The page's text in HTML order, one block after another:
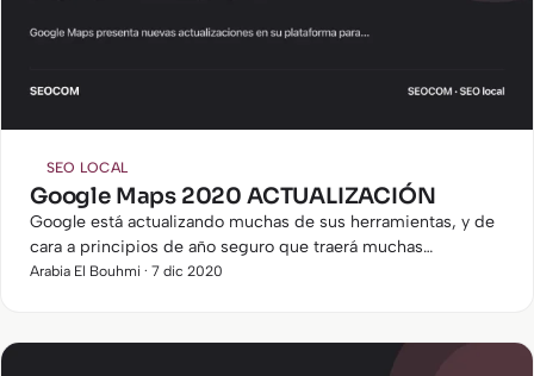
SEO LOCAL
Google Maps 2020 ACTUALIZACIÓN
Google está actualizando muchas de sus herramientas, y de
cara a principios de año seguro que traerá muchas
novedades, como viene siendo de costumbre.
Arabia El Bouhmi · 7 dic 2020